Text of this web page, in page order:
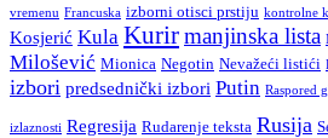
vremenu Francuska izborni otisci prstiju kontrolne
Kosjerić Kula Kurirmanjinska lista
Milošević Mionica Negotin Nevažeći listići
izbori predsednički izbori Putin Raspored
izlaznosti Regresija Rudarenje teksta Rusija